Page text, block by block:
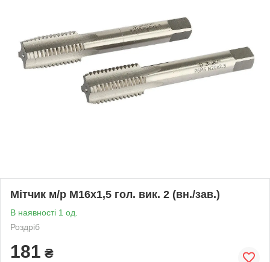
Мітчик м/р М16х1,5 гол. вик. 2 (вн./зав.)
В наявності 1 од.
Роздріб
181 ₴